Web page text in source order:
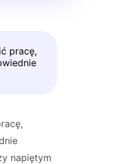
pracę,
napiętym